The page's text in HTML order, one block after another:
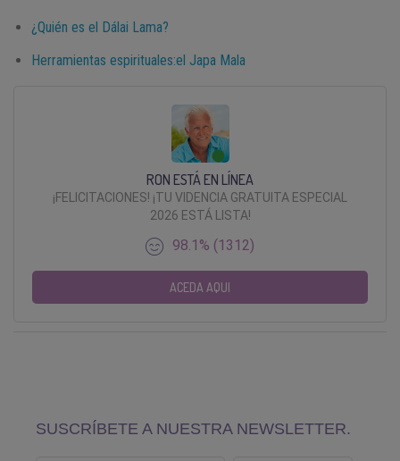
¿Quién es el Dálai Lama?
Herramientas espirituales:el Japa Mala
RON ESTÁ EN LÍNEA
¡FELICITACIONES! ¡TU VIDENCIA GRATUITA ESPECIAL
2026 ESTÁ LISTA!
98.1% (1312)
ACEDA AQUI